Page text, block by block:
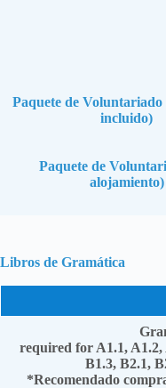
Paquete de
incluido)
Paquete de
alojamiento)
Libros de Gramática
required for A1.1, A1.2,
B1.3, B2.1,
*Recomendado